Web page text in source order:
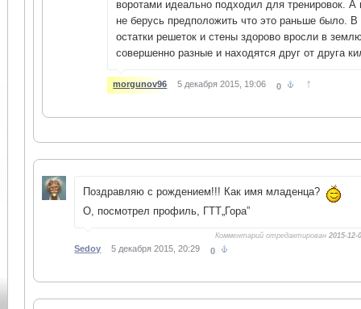
воротами идеально подходил для тренировок.
не берусь предположить что это раньше было.
остатки решеток и стены здорово вросли в
совершенно разные и находятся друг от друга
morgunov96 5 декабря 2015, 19:06 0 ↑
Поздравляю с рождением!!! Как имя младенца?
О, посмотрел профиль, ГТТ„Гора”
Комментарий отредактирован2015-12-
Sedoy 5 декабря 2015, 20:29 0